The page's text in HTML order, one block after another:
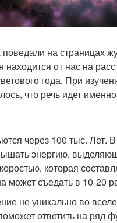
на страницах
от нас на
года. При
что речь идет
через 100 тыс. Лет.
энергию,
которая
может съедать в 10-20
не уникально во
ответить на ряд